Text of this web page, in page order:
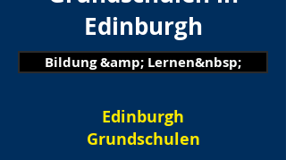
Edinburgh
Bildung &amp; Lernen&nbsp;
Edinburgh
Grundschulen